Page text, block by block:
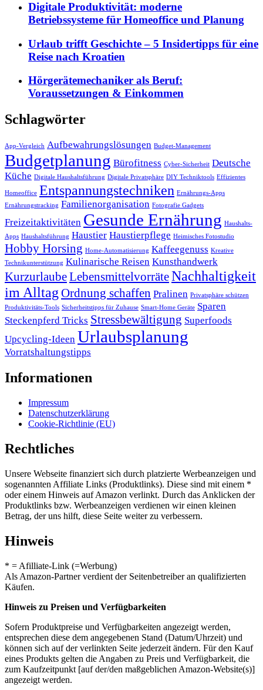
Digitale Produktivität: moderne
Betriebssysteme für Homeoffice und Planung
Urlaub trifft Geschichte – 5 Insidertipps für eine
Reise nach Kroatien
Hörgerätemechaniker als Beruf:
Voraussetzungen & Einkommen
Schlagwörter
App-Vergleich Aufbewahrungslösungen Budget-Management
Budgetplanung Bürofitness Cyber-Sicherheit Deutsche
Küche Digitale Haushaltsführung Digitale Privatsphäre DIY Techniktools Effizientes
Homeoffice Entspannungstechniken Ernährungs-Apps
Ernährungstracking Familienorganisation Fotografie Gadgets
Freizeitaktivitäten Gesunde Ernährung Haushalts-
Apps Haushaltsführung Haustier Haustierpflege Heimisches Fotostudio
Hobby Horsing Home-Automatisierung Kaffeegenuss Kreative
Technikunterstützung Kulinarische Reisen Kunsthandwerk
KurzurlaubeLebensmittelvorräteNachhaltigkeit
im Alltag Ordnung schaffen Pralinen Privatsphäre schützen
Produktivitäts-Tools Sicherheitstipps für Zuhause Smart-Home Geräte Sparen
Steckenpferd Tricks Stressbewältigung Superfoods
Upcycling-Ideen Urlaubsplanung
Vorratshaltungstipps
Informationen
Impressum
Datenschutzerklärung
Cookie-Richtlinie (EU)
Rechtliches
Unsere Webseite finanziert sich durch platzierte Werbeanzeigen und
sogenannten Affiliate Links (Produktlinks). Diese sind mit einem *
oder einem Hinweis auf Amazon verlinkt. Durch das Anklicken der
Produktlinks bzw. Werbeanzeigen verdienen wir einen kleinen
Betrag, der uns hilft, diese Seite weiter zu verbessern.
Hinweis
* = Afilliate-Link (=Werbung)
Als Amazon-Partner verdient der Seitenbetreiber an qualifizierten
Käufen.
Hinweis zu Preisen und Verfügbarkeiten
Sofern Produktpreise und Verfügbarkeiten angezeigt werden,
entsprechen diese dem angegebenen Stand (Datum/Uhrzeit) und
können sich auf der verlinkten Seite jederzeit ändern. Für den Kauf
eines Produkts gelten die Angaben zu Preis und Verfügbarkeit, die
zum Kaufzeitpunkt [auf der/den maßgeblichen Amazon-Website(s)]
angezeigt werden.